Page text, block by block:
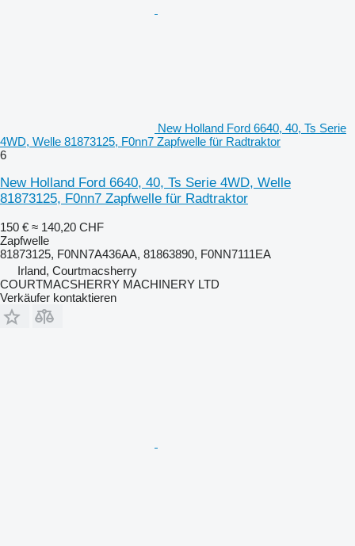
New Holland Ford 6640, 40, Ts Serie
4WD, Welle 81873125, F0nn7 Zapfwelle für Radtraktor
6
New Holland Ford 6640, 40, Ts Serie 4WD, Welle
81873125, F0nn7 Zapfwelle für Radtraktor
150 € ≈ 140,20 CHF
Zapfwelle
81873125, F0NN7A436AA, 81863890, F0NN7111EA
Irland, Courtmacsherry
COURTMACSHERRY MACHINERY LTD
Verkäufer kontaktieren